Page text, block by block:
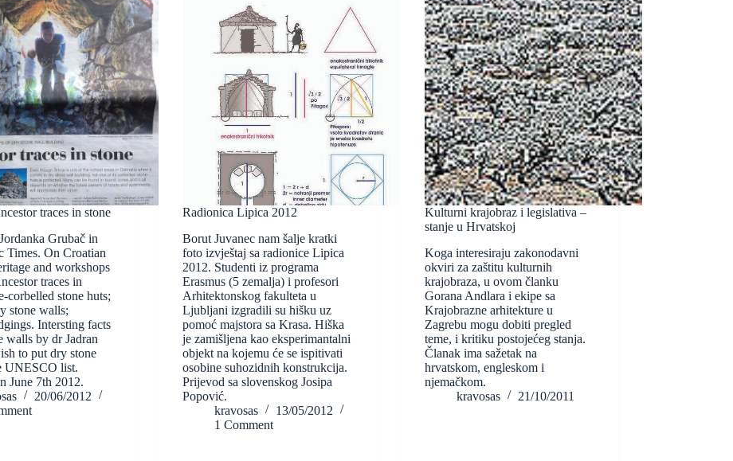
traces in stone
Grubač in
Times. On Croatian
and workshops
traces in
corbelled stone huts;
stone walls;
Intersting facts
walls by dr Jadran
to put dry stone
UNESCO list.
June 7th 2012.
20/06/2012
Radionica Lipica 2012
Borut Juvanec nam šalje kratki
foto izvještaj sa radionice Lipica
2012. Studenti iz programa
Erasmus (5 zemalja) i profesori
Arhitektonskog fakulteta u
Ljubljani izgradili su hišku uz
pomoć majstora sa Krasa. Hiška
je zamišljena kao eksperimantalni
objekt na kojemu će se ispitivati
osobine suhozidnih konstrukcija.
Prijevod sa slovenskog Josipa
Popović.
kravosas
13/05/2012
1 Comment
Kulturni krajobraz i legislativa –
stanje u Hrvatskoj
Koga interesiraju zakonodavni
okviri za zaštitu kulturnih
krajobraza, u ovom članku
Gorana Andlara i ekipe sa
Krajobrazne arhitekture u
Zagrebu mogu dobiti pregled
teme, i kritiku postojećeg stanja.
Članak ima sažetak na
hrvatskom, engleskom i
njemačkom.
kravosas
21/10/2011